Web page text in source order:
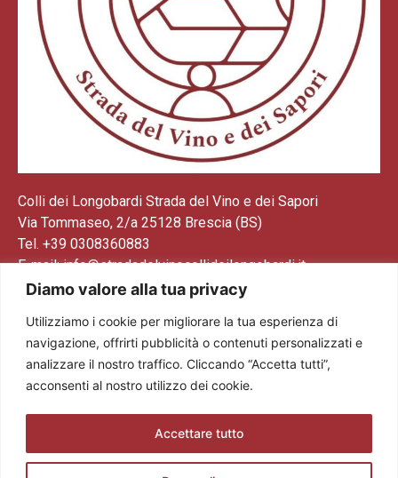
Diamo valore alla tua privacy
Utilizziamo i cookie per migliorare la tua esperienza di
navigazione, offrirti pubblicità o contenuti personalizzati e
analizzare il nostro traffico. Cliccando “Accetta tutti”,
acconsenti al nostro utilizzo dei cookie.
Accettare tutto
Colli dei Longobardi Strada del Vino e dei Sapori
Via Tommaseo, 2/a 25128 Brescia (BS)
Tel. +39 0308360883
E-mail: info@stradadelvinocollideilongobardi.it
Pec: sdvcollideilongobardi@pec.it
Codice REA: BS521883